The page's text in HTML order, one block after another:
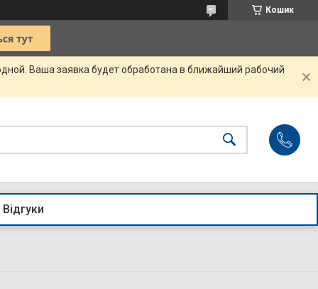
Кошик
Ваша заявка будет обработана в ближайший рабочий
Відгуки